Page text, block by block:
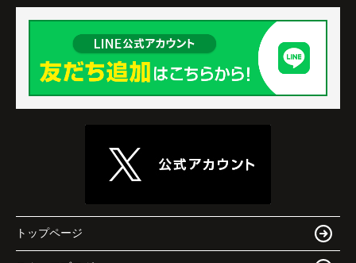
トップページ